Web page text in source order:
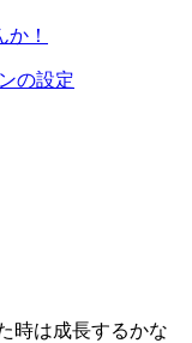
！
の設定
時は成長するかな